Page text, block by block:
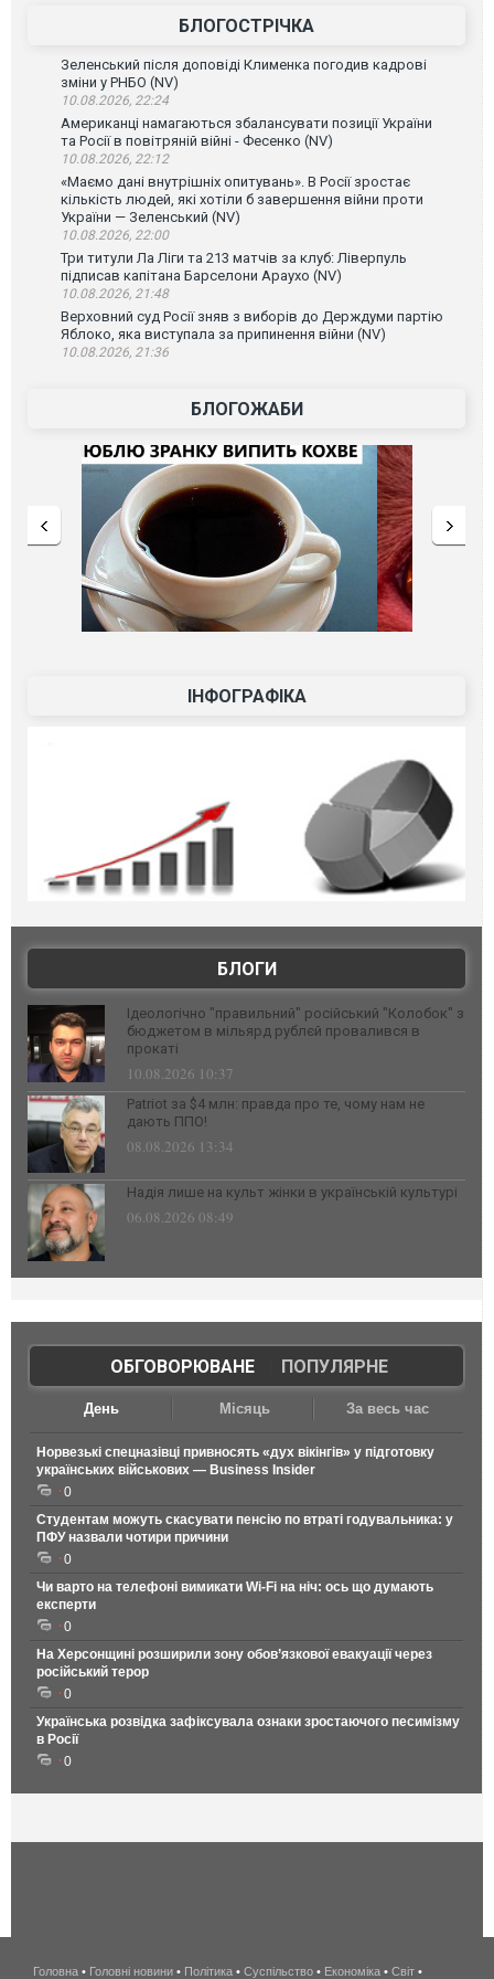
БЛОГОСТРІЧКА
Зеленський після доповіді Клименка погодив кадрові
зміни у РНБО (NV)
10.08.2026, 22:24
Американці намагаються збалансувати позиції України
та Росії в повітряній війні - Фесенко (NV)
10.08.2026, 22:12
«Маємо дані внутрішніх опитувань». В Росії зростає
кількість людей, які хотіли б завершення війни проти
України — Зеленський (NV)
10.08.2026, 22:00
Три титули Ла Ліги та 213 матчів за клуб: Ліверпуль
підписав капітана Барселони Араухо (NV)
10.08.2026, 21:48
Верховний суд Росії зняв з виборів до Держдуми партію
Яблоко, яка виступала за припинення війни (NV)
10.08.2026, 21:36
БЛОГОЖАБИ
ІНФОГРАФІКА
БЛОГИ
Ідеологічно "правильний" російський "Колобок" з
бюджетом в мільярд рублєй провалився в
прокаті
10.08.2026 10:37
Patriot за $4 млн: правда про те, чому нам не
дають ППО!
08.08.2026 13:34
Надія лише на культ жінки в українській культурі
06.08.2026 08:49
ОБГОВОРЮВАНЕ| ПОПУЛЯРНЕ
День Місяць За весь час
Норвезькі спецназівці привносять «дух вікінгів» у підготовку
українських військових — Business Insider
0
Студентам можуть скасувати пенсію по втраті годувальника: у
ПФУ назвали чотири причини
0
Чи варто на телефонi вимикати Wi-Fi на ніч: ось що думають
експерти
0
На Херсонщині розширили зону обов’язкової евакуації через
російський терор
0
Українська розвідка зафіксувала ознаки зростаючого песимізму
в Росії
0
беспроводной
Головна • Головні новини • Політика • Суспільство • Економіка • Світ •